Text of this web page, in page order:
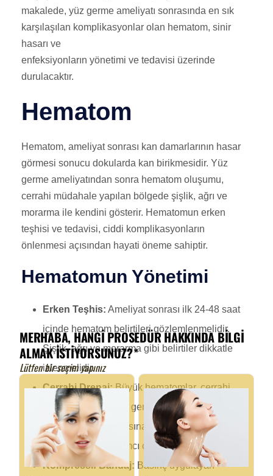
makalede, yüz germe ameliyatı sonrasında en sık
karşılaşılan komplikasyonlar olan hematom, sinir
hasarı ve
enfeksiyonların yönetimi ve tedavisi üzerinde
durulacaktır.
Hematom
Hematom, ameliyat sonrası kan damarlarının hasar
görmesi sonucu dokularda kan birikmesidir. Yüz
germe ameliyatından sonra hematom oluşumu,
cerrahi müdahale yapılan bölgede şişlik, ağrı ve
morarma ile kendini gösterir. Hematomun erken
teşhisi ve tedavisi, ciddi komplikasyonların
önlenmesi açısından hayati öneme sahiptir.
Hematomun Yönetimi
Erken Teşhis: Ameliyat sonrası ilk 24-48 saat
içinde hematom belirtileri gözlemlenmelidir.
Şişlik, ağrı ve morarma gibi belirtiler dikkatle
izlenmelidir.
Cerrahi Drenaj:Büyük hematomlar, cerrahi
müdahale ile drenaj gerektirir. Bu, kan
birikiminin azaltılmasına ve iyileşme sürecinin
hızlanmasına yardımcı olur.
Kompressif Bandaj: Basınç uygulayan